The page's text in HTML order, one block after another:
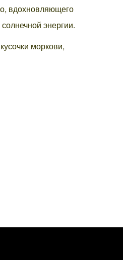
вдохновляющего
энергии.
моркови,